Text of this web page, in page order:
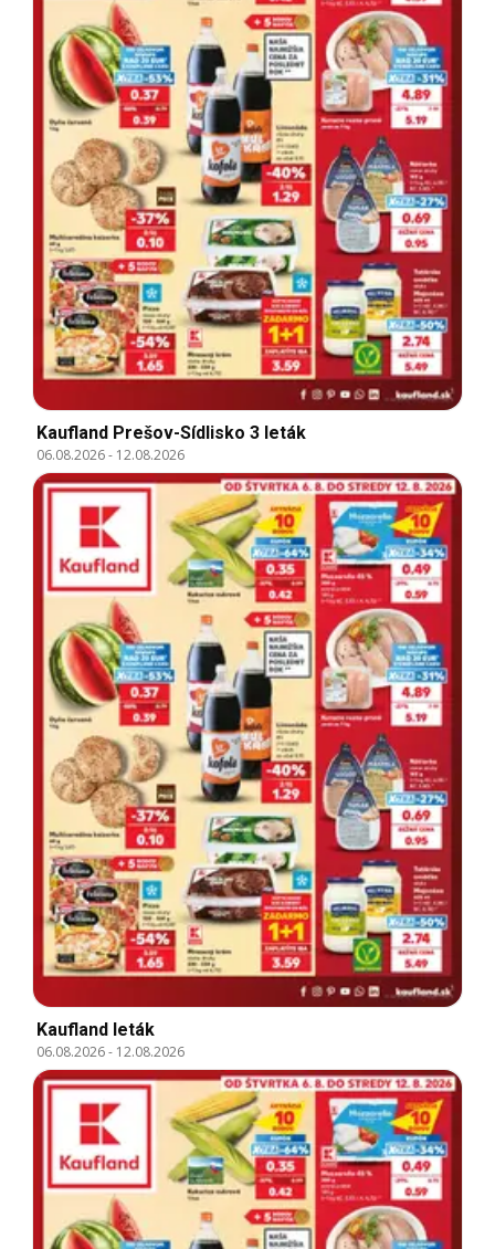
Kaufland Prešov-Sídlisko 3 leták
06.08.2026- 12.08.2026
Kaufland leták
06.08.2026- 12.08.2026